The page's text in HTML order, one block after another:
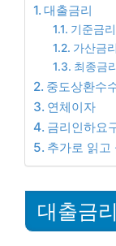
대출금리
기준금리
가산금리
최종금
중도상환수
연체이자
금리인하요
추가로 읽고
대출금리